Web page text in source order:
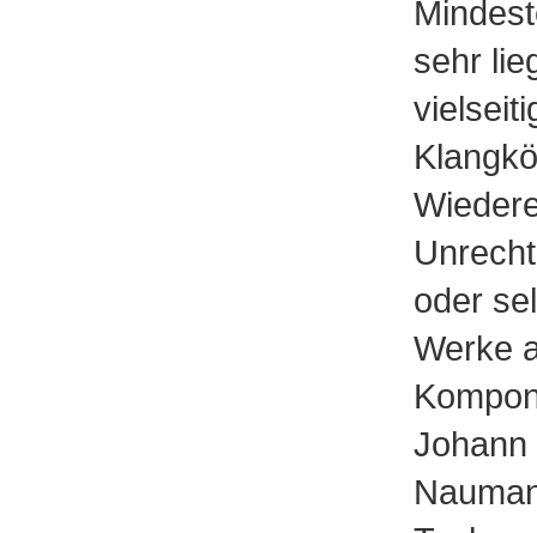
sehr
oder
Werke
Johann